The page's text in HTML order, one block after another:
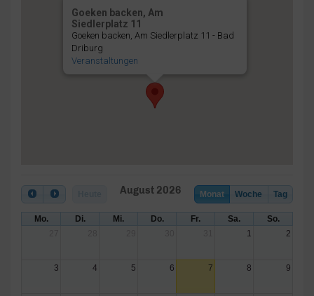
Goeken backen, Am
Siedlerplatz 11
Goeken backen, Am Siedlerplatz 11 - Bad
Driburg
Veranstaltungen
Monat Woche Tag
August 2026
Mo. Di. Mi. Do. Fr. Sa.
So.
1 2
3 4 5 6 7 8 9